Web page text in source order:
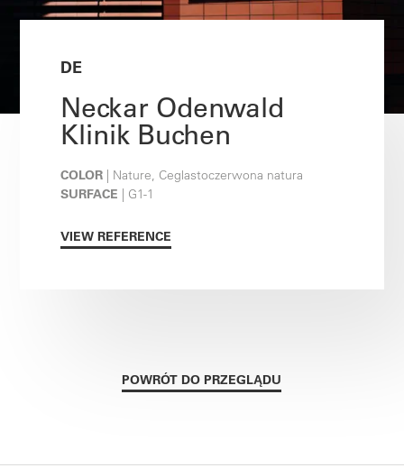
DE
Neckar Odenwald
Klinik Buchen
COLOR | Nature, Ceglastoczerwona natura
SURFACE | G1-1
VIEW REFERENCE
POWRÓT DO PRZEGLĄDU